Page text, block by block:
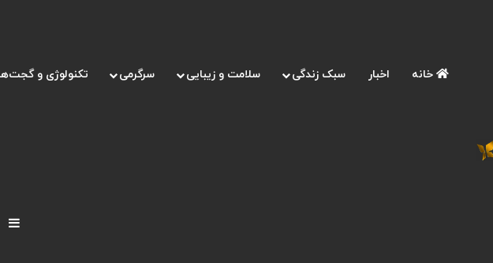
خانه اخبار سبک زندگی سلامت و زیبایی سرگرمی تکنولوژی و